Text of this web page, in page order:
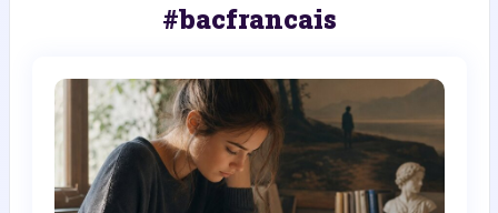
#bacfrancais